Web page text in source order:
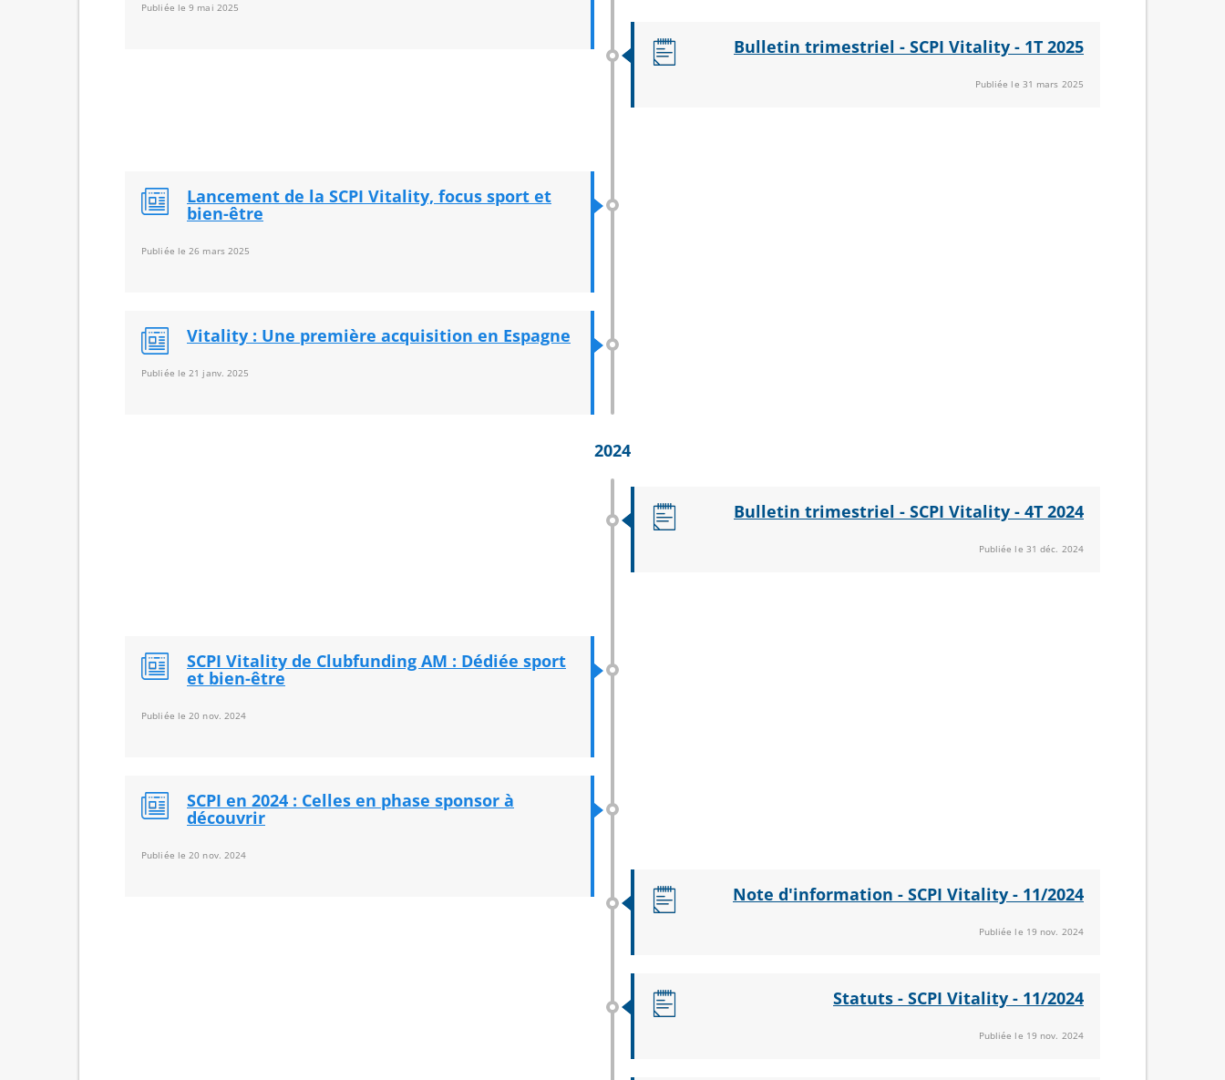
Publiée le 9 mai 2025
Bulletin trimestriel - SCPI Vitality - 1T 2025
Publiée le 31 mars 2025
Lancement de la SCPI Vitality, focus sport et
bien-être
Publiée le 26 mars 2025
Vitality : Une première acquisition en Espagne
Publiée le 21 janv. 2025
2024
Bulletin trimestriel - SCPI Vitality - 4T 2024
Publiée le 31 déc. 2024
SCPI Vitality de Clubfunding AM : Dédiée sport
et bien-être
Publiée le 20 nov. 2024
SCPI en 2024 : Celles en phase sponsor à
découvrir
Publiée le 20 nov. 2024
Note d'information - SCPI Vitality - 11/2024
Publiée le 19 nov. 2024
Statuts - SCPI Vitality - 11/2024
Publiée le 19 nov. 2024